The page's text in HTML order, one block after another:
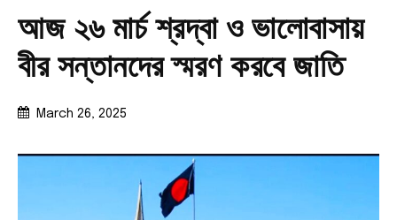
আজ ২৬ মার্চ শ্রদ্বা ও ভালোবাসায়
বীর সন্তানদের স্মরণ করবে জাতি
March 26, 2025